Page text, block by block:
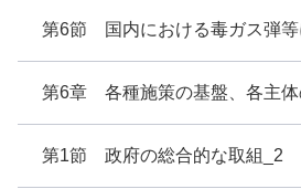
第6節 国内における毒ガス弾等
第6章 各種施策の基盤、各主体
第1節 政府の総合的な取組_2